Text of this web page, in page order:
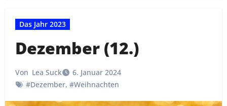
Das Jahr 2023
Dezember (12.)
Von Lea Suck
6. Januar 2024
#Dezember, #Weihnachten